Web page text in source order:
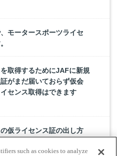
モータースポーツライセ
取得するためにJAFに新規
がまだ届いておらず仮会
センス取得はできます
仮ライセンス証の出し方
such as cookies to analyze